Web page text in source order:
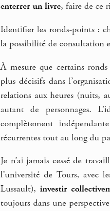
enterrer un livre, faire de ce
Identifier les ronds-points :
la possibilité de consultation
À mesure que certains
plus décisifs dans
relations aux heures (nuits,
autant de personnages.
complètement
récurrentes tout au long du
Je n’ai jamais cessé de
l’université de Tours, avec
Lussault), investir
toujours dans une